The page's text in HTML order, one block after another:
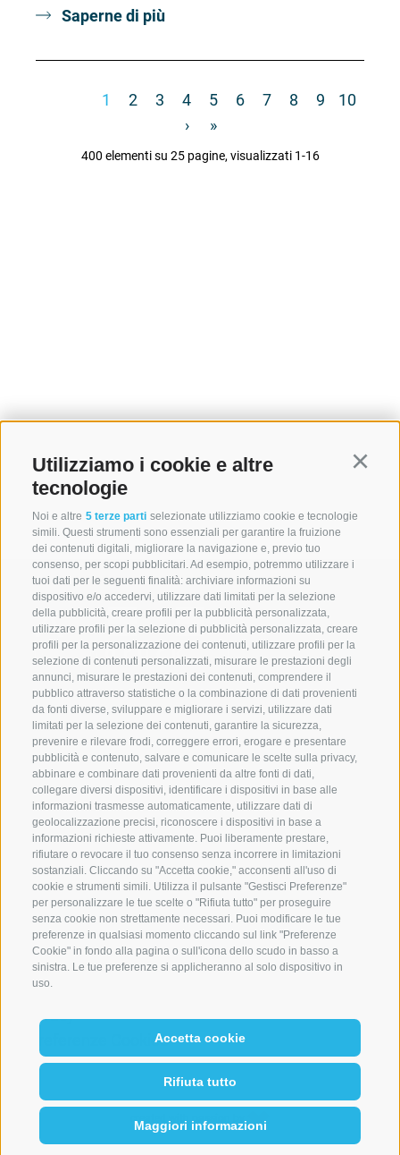
Utilizziamo i cookie e altre
tecnologie
Noi e altre 5 terze parti selezionate utilizziamo cookie e tecnologie
simili. Questi strumenti sono essenziali per garantire la fruizione
dei contenuti digitali, migliorare la navigazione e, previo tuo
consenso, per scopi pubblicitari. Ad esempio, potremmo utilizzare i
tuoi dati per le seguenti finalità: archiviare informazioni su
dispositivo e/o accedervi, utilizzare dati limitati per la selezione
della pubblicità, creare profili per la pubblicità personalizzata,
utilizzare profili per la selezione di pubblicità personalizzata, creare
profili per la personalizzazione dei contenuti, utilizzare profili per la
selezione di contenuti personalizzati, misurare le prestazioni degli
annunci, misurare le prestazioni dei contenuti, comprendere il
pubblico attraverso statistiche o la combinazione di dati provenienti
da fonti diverse, sviluppare e migliorare i servizi, utilizzare dati
limitati per la selezione dei contenuti, garantire la sicurezza,
prevenire e rilevare frodi, correggere errori, erogare e presentare
pubblicità e contenuto, salvare e comunicare le scelte sulla privacy,
abbinare e combinare dati provenienti da altre fonti di dati,
collegare diversi dispositivi, identificare i dispositivi in base alle
informazioni trasmesse automaticamente, utilizzare dati di
geolocalizzazione precisi, riconoscere i dispositivi in base a
informazioni richieste attivamente. Puoi liberamente prestare,
rifiutare o revocare il tuo consenso senza incorrere in limitazioni
sostanziali. Cliccando su "Accetta cookie," acconsenti all'uso di
cookie e strumenti simili. Utilizza il pulsante "Gestisci Preferenze"
per personalizzare le tue scelte o "Rifiuta tutto" per proseguire
senza cookie non strettamente necessari. Puoi modificare le tue
preferenze in qualsiasi momento cliccando sul link "Preferenze
Cookie" in fondo alla pagina o sull'icona dello scudo in basso a
sinistra. Le tue preferenze si applicheranno al solo dispositivo in
uso.
Accetta cookie
Rifiuta tutto
Maggiori informazioni
Saperne di più
1 2 3 4 5 6 7 8 9
10
›
»
400 elementi su 25 pagine, visualizzati 1-16
A. WEGER
Libreria universitaria Bressanone
Via Torra Bianca 5
I-39042 Bressanone (BZ)
UID
Tel.:+39 0472 836164
info@weger.bz.it
Druckerei A. Weger
Tel.:+39 0472 837 920
druckerei@weger.bz.it
Credits
Cookie Policy
Privacy
Preferenze Cookies
created with passion by